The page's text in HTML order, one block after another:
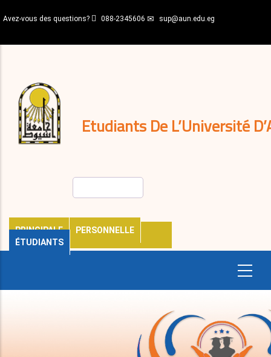
au
principal
Avez-vous des questions? 088-2345606 sup@aun.edu.eg
Etudiants De L’Université
PRINCIPALE
PERSONNELLE
ÉTUDIANTS
décisions
Expatriés
Journal